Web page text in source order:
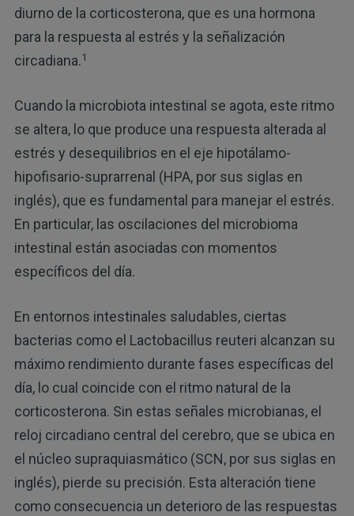
diurno de la corticosterona, que es una hormona
para la respuesta al estrés y la señalización
circadiana.1
Cuando la microbiota intestinal se agota, este ritmo
se altera, lo que produce una respuesta alterada al
estrés y desequilibrios en el eje hipotálamo-
hipofisario-suprarrenal (HPA, por sus siglas en
inglés), que es fundamental para manejar el estrés.
En particular, las oscilaciones del microbioma
intestinal están asociadas con momentos
específicos del día.
En entornos intestinales saludables, ciertas
bacterias como el Lactobacillus reuteri alcanzan su
máximo rendimiento durante fases específicas del
día, lo cual coincide con el ritmo natural de la
corticosterona. Sin estas señales microbianas, el
reloj circadiano central del cerebro, que se ubica en
el núcleo supraquiasmático (SCN, por sus siglas en
inglés), pierde su precisión. Esta alteración tiene
como consecuencia un deterioro de las respuestas